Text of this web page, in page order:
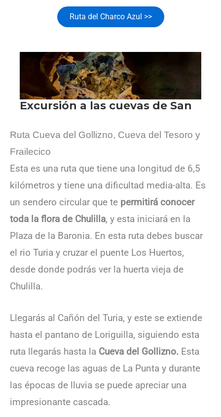
Ruta del Charco Azul >>
Ruta Cueva del Gollizno, Cueva del Tesoro y
Frailecico
Esta es una ruta que tiene una longitud de 6,5
kilómetros y tiene una dificultad media-alta. Es
un sendero circular que te permitirá conocer
toda la flora de Chulilla, y esta iniciará en la
Plaza de la Baronia. En esta ruta debes buscar
el rio Turia y cruzar el puente Los Huertos,
desde donde podrás ver la huerta vieja de
Chulilla.
Llegarás al Cañón del Turia, y este se extiende
hasta el pantano de Loriguilla, siguiendo esta
ruta llegarás hasta la Cueva del Gollizno. Esta
cueva recoge las aguas de La Punta y durante
las épocas de lluvia se puede apreciar una
impresionante cascada.